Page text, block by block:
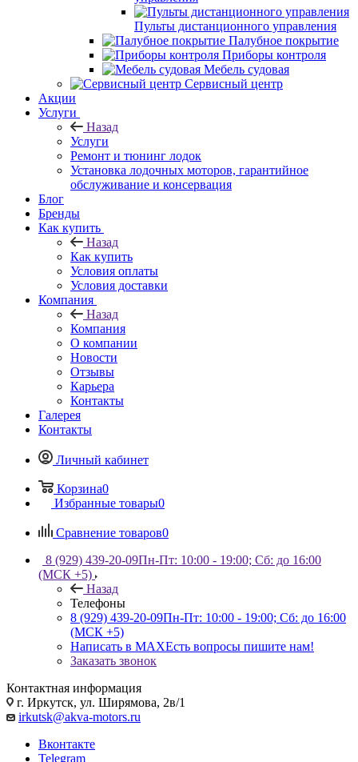
Пульты дистанционного управления
Палубное покрытие
Приборы контроля
Мебель судовая
Сервисный центр
Акции
Услуги
Назад
Услуги
Ремонт и тюнинг лодок
Установка лодочных моторов, гарантийное
обслуживание и консервация
Блог
Бренды
Как купить
Назад
Как купить
Условия оплаты
Условия доставки
Компания
Назад
Компания
О компании
Новости
Отзывы
Карьера
Контакты
Галерея
Контакты
Личный кабинет
Корзина0
Избранные товары0
Сравнение товаров0
8 (929) 439-20-09Пн-Пт: 10:00 - 19:00; Сб: до 16:00
(МСК +5)
Назад
Телефоны
8 (929) 439-20-09Пн-Пт: 10:00 - 19:00; Сб: до 16:00
(МСК +5)
Написать в MAXЕсть вопросы пишите нам!
Заказать звонок
Контактная информация
г. Иркутск, ул. Ширямова, 2в/1
irkutsk@akva-motors.ru
Вконтакте
Telegram